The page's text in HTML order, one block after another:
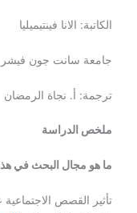
الكاتبة: الانا فينتيميليا
جامعة سانت جون فيشر
ترجمة: أ. نجاة الرمضان
ملخص الدراسة
ما هو مجال البحث في
تأثير القصص